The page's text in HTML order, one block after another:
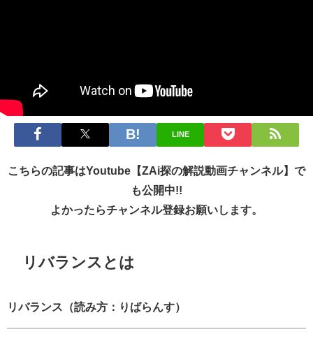
LINE
こちらの記事はYoutube【ZAi探の解説動画チャンネル】で
も公開中!!
よかったらチャンネル登録お願いします。
リバランスとは
リバランス（読み方：りばらんす）